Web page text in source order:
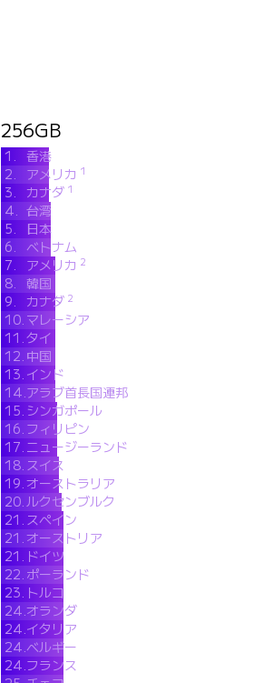
256GB
1. 香港
2.
アメリカ 1
3.
カナダ 1
4. 台湾
5.
日本
6.
ベトナム
7.
アメリカ 2
8.
韓国
9.
カナダ 2
10. マレーシア
11.タイ
12. 中国
13. インド
14.アラブ首長国連邦
15. シンガポール
16. フィリピン
17. ニュージーランド
18. スイス
19.オーストラリア
20.ルクセンブルク
21. スペイン
21.オーストリア
21. ドイツ
22. ポーランド
23. トルコ
24.オランダ
24.イタリア
24.ベルギー
24.フランス